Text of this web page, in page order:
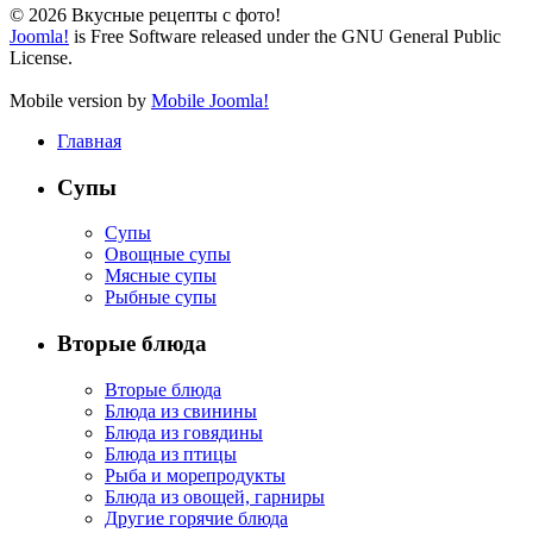
© 2026 Вкусные рецепты с фото!
Joomla! is Free Software released under the GNU General Public
License.
Mobile version by Mobile Joomla!
Главная
Супы
Супы
Овощные супы
Мясные супы
Рыбные супы
Вторые блюда
Вторые блюда
Блюда из свинины
Блюда из говядины
Блюда из птицы
Рыба и морепродукты
Блюда из овощей, гарниры
Другие горячие блюда